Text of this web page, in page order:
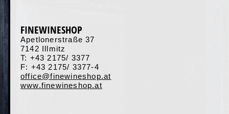
FINEWINESHOP
Apetlonerstraße 37
7142 Illmitz
T: +43 2175/ 3377
F: +43 2175/ 3377-4
office@finewineshop.at
www.finewineshop.at